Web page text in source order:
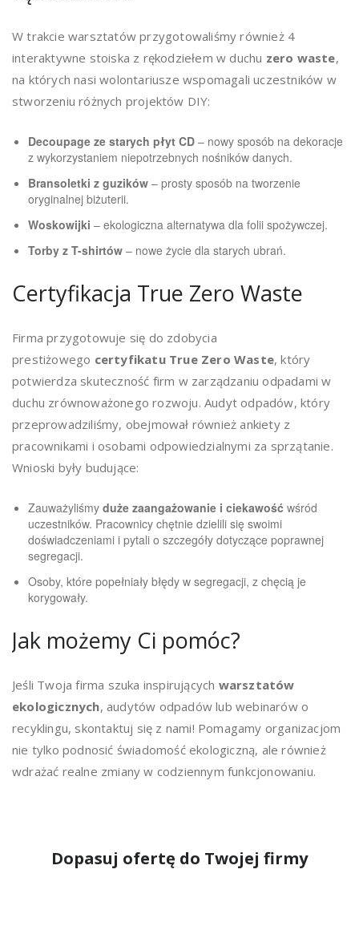
W trakcie warsztatów przygotowaliśmy również 4
interaktywne stoiska z rękodziełem w duchu zero waste,
na których nasi wolontariusze wspomagali uczestników w
stworzeniu różnych projektów DIY:
Decoupage ze starych płyt CD – nowy sposób na dekoracje
z wykorzystaniem niepotrzebnych nośników danych.
Bransoletki z guzików – prosty sposób na tworzenie
oryginalnej biżuterii.
Woskowijki – ekologiczna alternatywa dla folii spożywczej.
Torby z T-shirtów – nowe życie dla starych ubrań.
Certyfikacja True Zero Waste
Firma przygotowuje się do zdobycia
prestiżowego certyfikatu True Zero Waste, który
potwierdza skuteczność firm w zarządzaniu odpadami w
duchu zrównoważonego rozwoju. Audyt odpadów, który
przeprowadziliśmy, obejmował również ankiety z
pracownikami i osobami odpowiedzialnymi za sprzątanie.
Wnioski były budujące:
Zauważyliśmy duże zaangażowanie i ciekawość wśród
uczestników. Pracownicy chętnie dzielili się swoimi
doświadczeniami i pytali o szczegóły dotyczące poprawnej
segregacji.
Osoby, które popełniały błędy w segregacji, z chęcią je
korygowały.
Jak możemy Ci pomóc?
Jeśli Twoja firma szuka inspirujących warsztatów
ekologicznych, audytów odpadów lub webinarów o
recyklingu, skontaktuj się z nami! Pomagamy organizacjom
nie tylko podnosić świadomość ekologiczną, ale również
wdrażać realne zmiany w codziennym funkcjonowaniu.
Dopasuj ofertę do Twojej firmy